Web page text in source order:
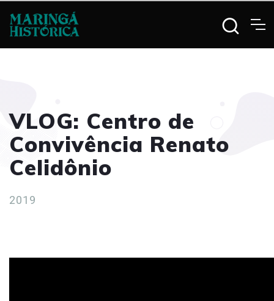
VLOG: Centro de
Convivência Renato
Celidônio
2019